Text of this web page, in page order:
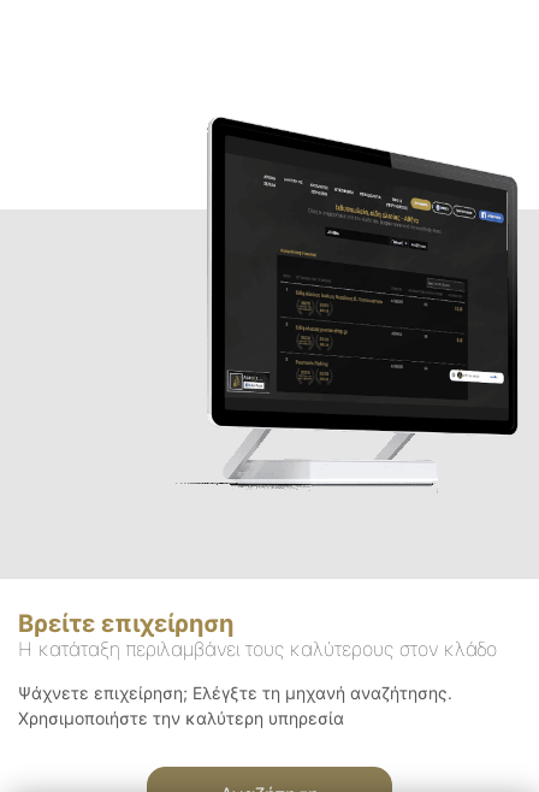
Βρείτε επιχείρηση
Η κατάταξη περιλαμβάνει τους καλύτερους στον κλάδο
Ψάχνετε επιχείρηση; Ελέγξτε τη μηχανή αναζήτησης.
Χρησιμοποιήστε την καλύτερη υπηρεσία